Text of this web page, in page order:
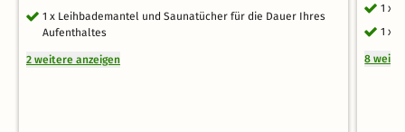
1 x Leihbademantel und Saunatücher für die Dauer Ihres
Aufenthaltes
2 weitere anzeigen
1 x
1 x
8